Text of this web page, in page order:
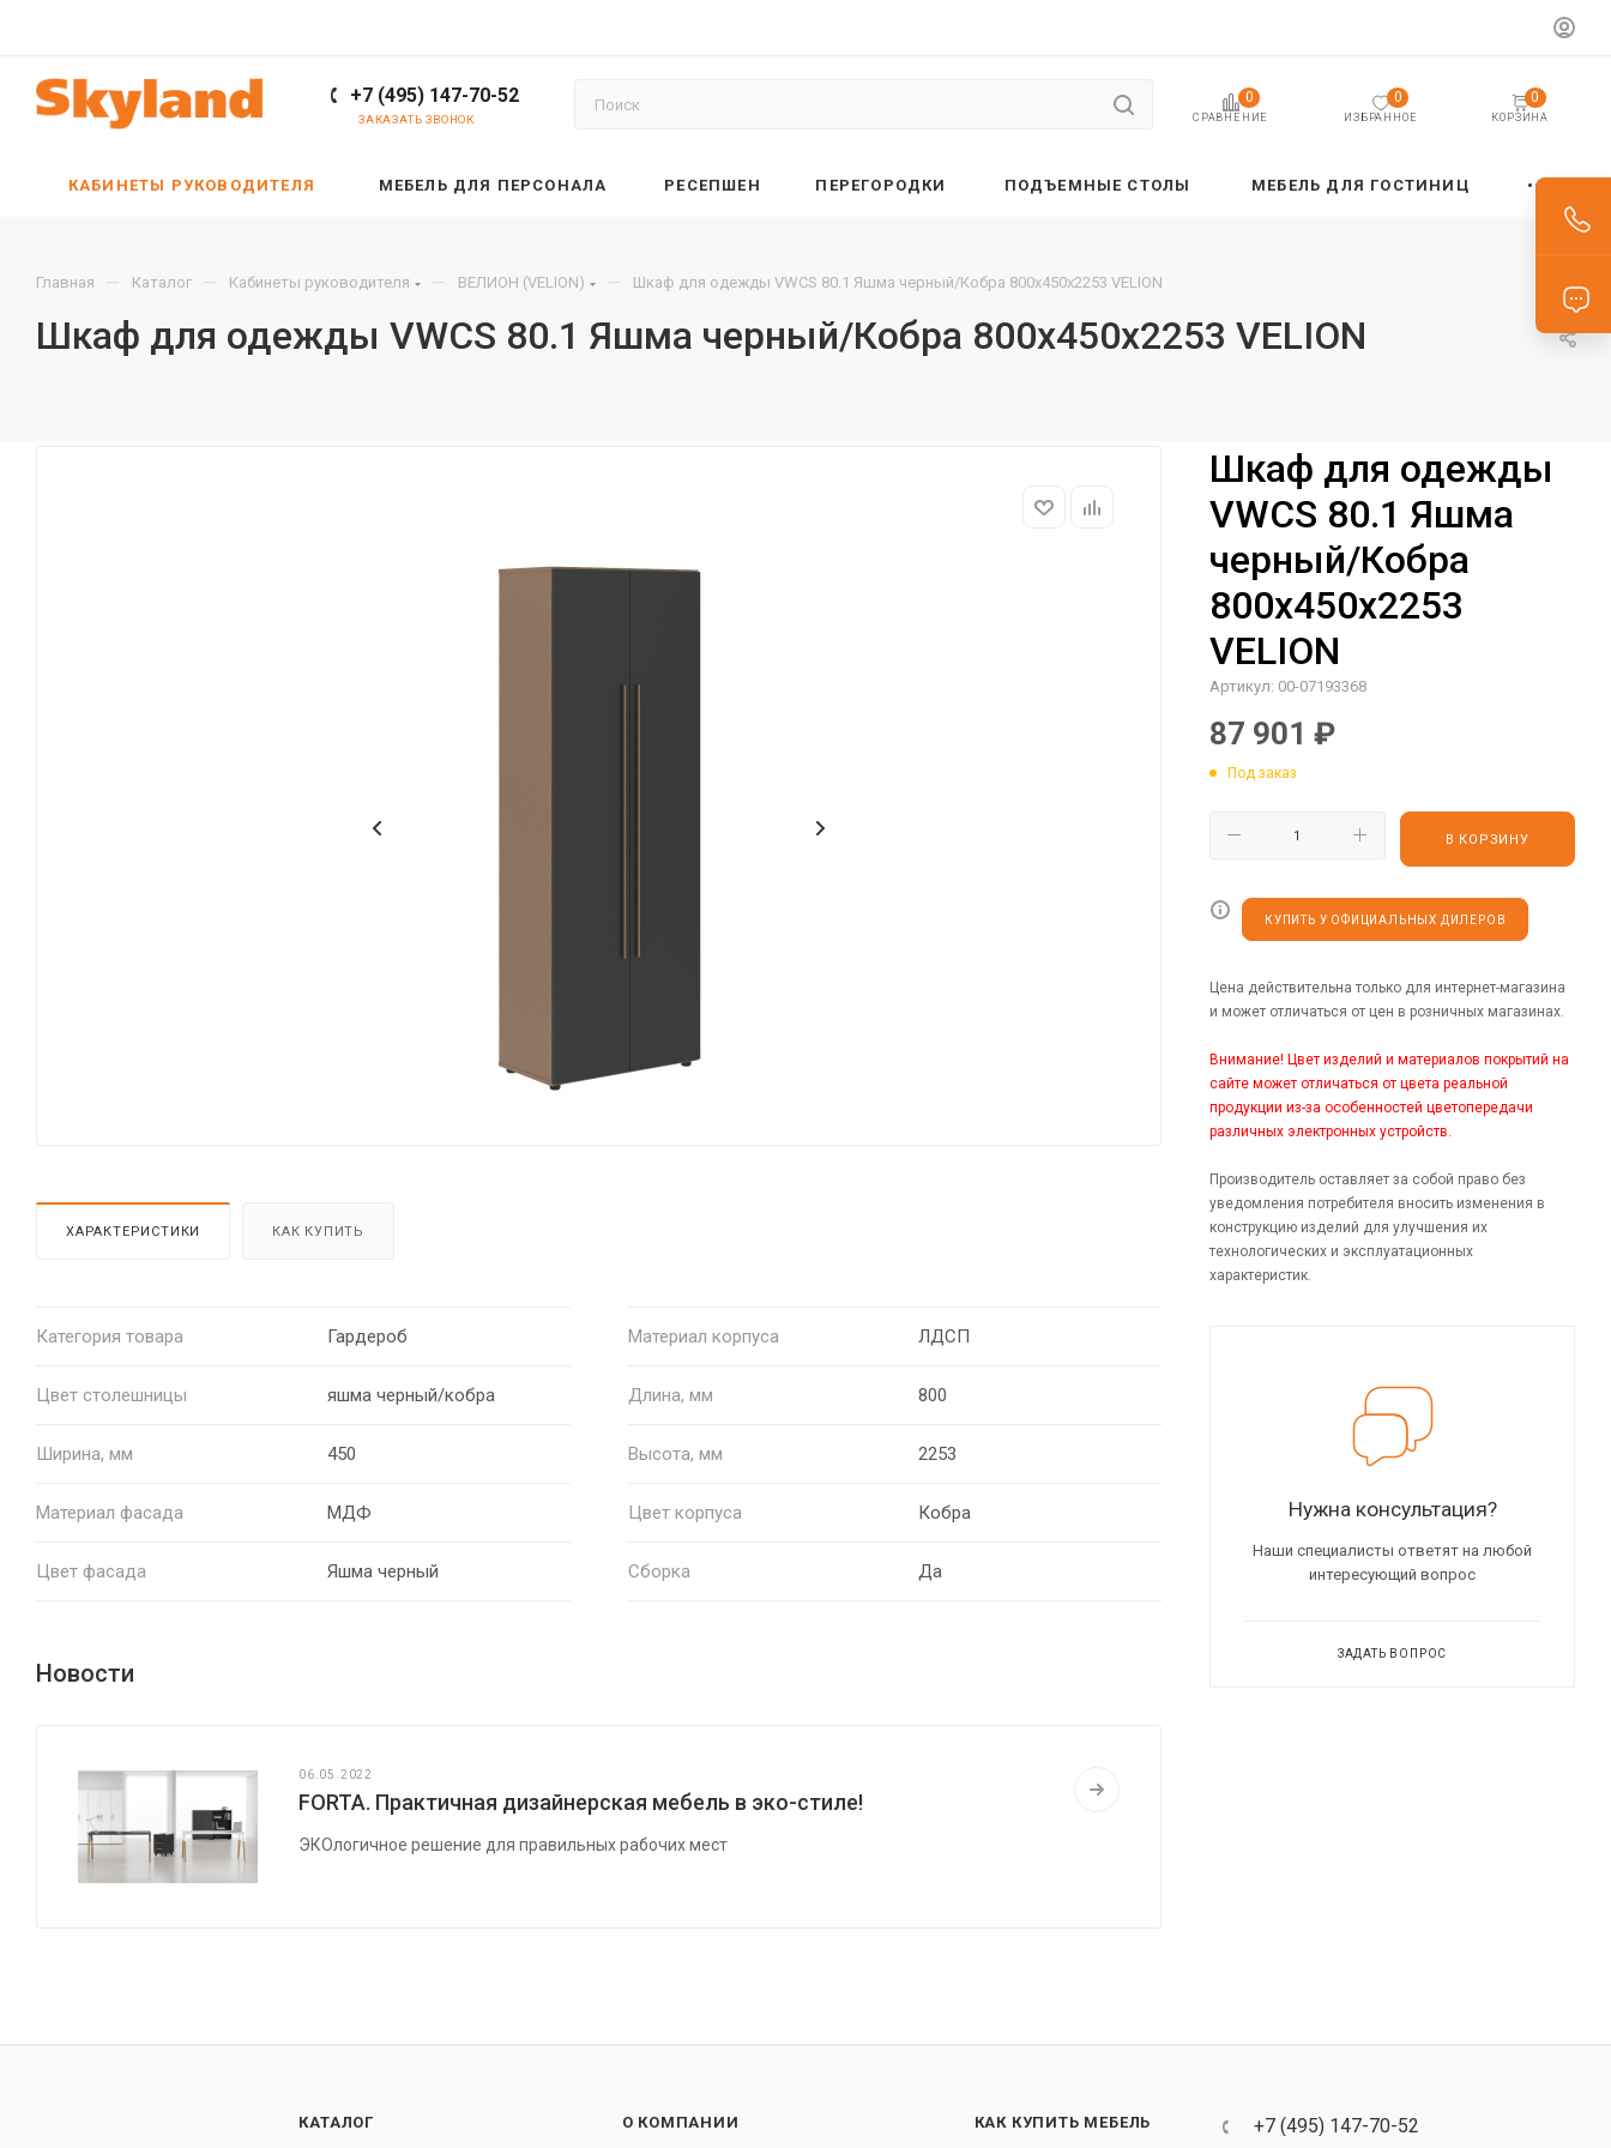
+7 (495) 147-70-52
ЗАКАЗАТЬ ЗВОНОК СРАВНЕНИЕ
0
ИЗБРАННОЕ
0
КОРЗИНА
0
КАБИНЕТЫ РУКОВОДИТЕЛЯ МЕБЕЛЬ ДЛЯ ПЕРСОНАЛА РЕСЕПШЕН ПЕРЕГОРОДКИ ПОДЪЕМНЫЕ СТОЛЫ МЕБЕЛЬ ДЛЯ ГОСТИНИЦ
Главная — Каталог — Кабинеты руководителя — ВЕЛИОН (VELION) — Шкаф для одежды VWCS 80.1 Яшма черный/Кобра 800х450х2253 VELION
Шкаф для одежды VWCS 80.1 Яшма черный/Кобра 800х450х2253 VELION
ХАРАКТЕРИСТИКИ КАК КУПИТЬ
Категория товара Гардероб Материал корпуса ЛДСП
Цвет столешницы яшма черный/кобра Длина, мм 800
Ширина, мм 450 Высота, мм 2253
Материал фасада МДФ Цвет корпуса Кобра
Цвет фасада Яшма черный Сборка Да
Новости
06.05.2022
FORTA. Практичная дизайнерская мебель в эко-стиле!
ЭКОлогичное решение для правильных рабочих мест
Шкаф для одежды
VWCS 80.1 Яшма
черный/Кобра
800х450х2253
VELION
Артикул: 00-07193368
87 901 ₽
Под заказ
В КОРЗИНУ
КУПИТЬ У ОФИЦИАЛЬНЫХ ДИЛЕРОВ
Цена действительна только для интернет-магазина
и может отличаться от цен в розничных магазинах.
Внимание! Цвет изделий и материалов покрытий на
сайте может отличаться от цвета реальной
продукции из-за особенностей цветопередачи
различных электронных устройств.
Производитель оставляет за собой право без
уведомления потребителя вносить изменения в
конструкцию изделий для улучшения их
технологических и эксплуатационных
характеристик.
Нужна консультация?
Наши специалисты ответят на любой
интересующий вопрос
ЗАДАТЬ ВОПРОС
КАТАЛОГ О КОМПАНИИ КАК КУПИТЬ МЕБЕЛЬ +7 (495) 147-70-52